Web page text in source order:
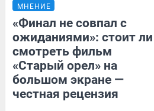
МНЕНИЕ
«Финал не совпал с
ожиданиями»: стоит ли
смотреть фильм
«Старый орел» на
большом экране —
честная рецензия